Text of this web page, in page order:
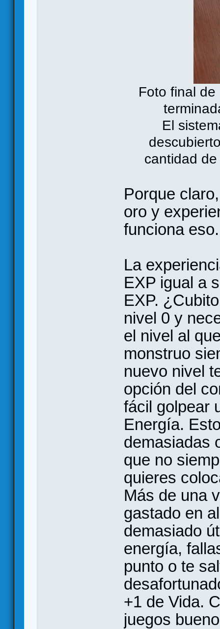
Foto final
El
cantidad
Porque
oro y
funciona eso.
La
EXP igual a
EXP.
nivel 0 y
el nivel al
monstruo
nuevo nivel
opción del
fácil golpear
Energía.
demasiadas
que no
quieres
Más de una
gastado en
demasiado
energía,
punto o te
+1 de Vida.
juegos